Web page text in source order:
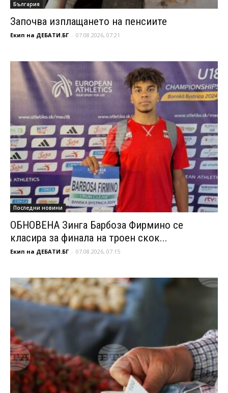
България
Започва изплащането на пенсиите
Екип на ДЕБАТИ.БГ - 07.08.2026, 07:21
Последни новини
ОБНОВЕНА Зинга Барбоза Фирмино се
класира за финала на троен скок...
Екип на ДЕБАТИ.БГ - 07.08.2026, 07:15